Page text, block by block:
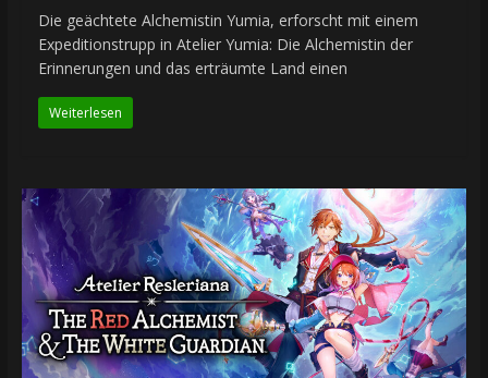
Die geächtete Alchemistin Yumia, erforscht mit einem
Expeditionstrupp in Atelier Yumia: Die Alchemistin der
Erinnerungen und das erträumte Land einen
Weiterlesen